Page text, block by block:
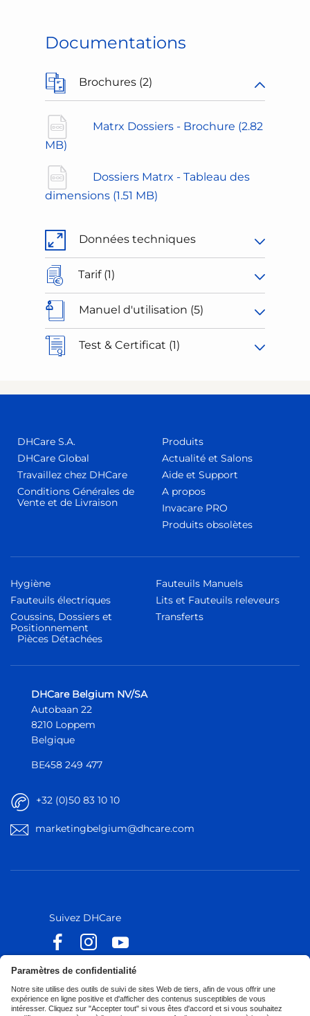
Documentations
Brochures (2)
Matrx Dossiers - Brochure (2.82
MB)
Dossiers Matrx - Tableau des
dimensions (1.51 MB)
Données techniques
Tarif (1)
Manuel d'utilisation (5)
Test & Certificat (1)
DHCare S.A.
DHCare Global
Travaillez chez DHCare
Conditions Générales de
Vente et de Livraison
Produits
Actualité et Salons
Aide et Support
A propos
Invacare PRO
Produits obsolètes
Hygiène
Fauteuils électriques
Coussins, Dossiers et
Positionnement
Fauteuils Manuels
Lits et Fauteuils releveurs
Transferts
Pièces Détachées
DHCare Belgium NV/SA
Autobaan 22
8210 Loppem
Belgique
BE458 249 477
+32 (0)50 83 10 10
marketingbelgium@dhcare.com
Suivez DHCare
Suivez Küschall